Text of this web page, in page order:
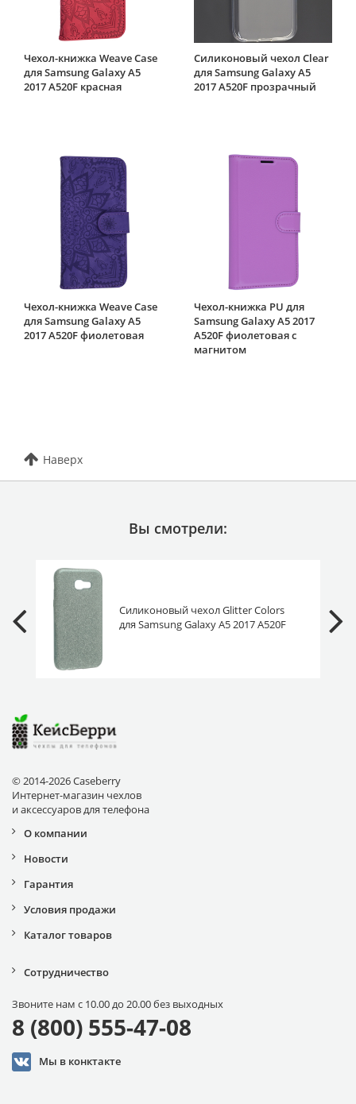
Чехол-книжка Weave Case
для Samsung Galaxy A5
2017 A520F красная
Силиконовый чехол Clear
для Samsung Galaxy A5
2017 A520F прозрачный
Чехол-книжка Weave Case
для Samsung Galaxy A5
2017 A520F фиолетовая
Чехол-книжка PU для
Samsung Galaxy A5 2017
A520F фиолетовая с
магнитом
Наверх
Вы смотрели:
Силиконовый чехол Glitter Colors
для Samsung Galaxy A5 2017 A520F
© 2014-2026 Caseberry
Интернет-магазин чехлов
и аксессуаров для телефона
О компании
Новости
Гарантия
Условия продажи
Каталог товаров
Сотрудничество
Звоните нам с 10.00 до 20.00 без выходных
8 (800) 555-47-08
Мы в конктакте